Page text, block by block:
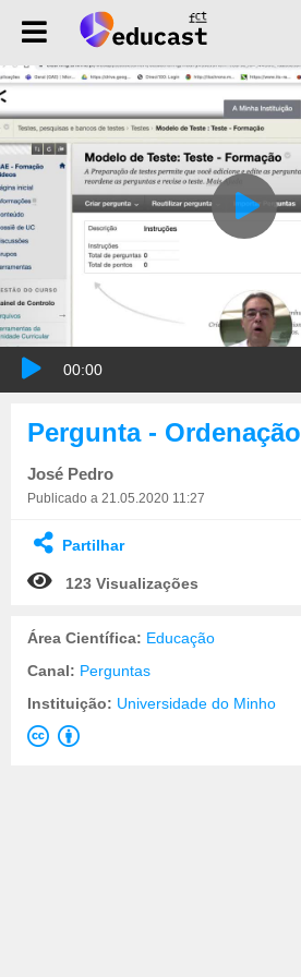
00:00
Pergunta - Ordenação
José Pedro
Publicado a 21.05.2020 11:27
Partilhar
123 Visualizações
Área Científica: Educação
Canal: Perguntas
Instituição: Universidade do Minho